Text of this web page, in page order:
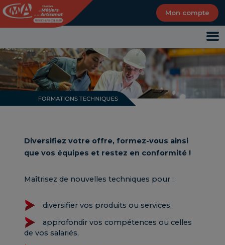
Mon compte
Diversifiez votre offre, formez-vous ainsi
que vos équipes et restez en conformité !
Maîtrisez de nouvelles techniques pour :
diversifier vos produits ou services,
approfondir vos compétences ou celles
de vos salariés,
Panneau de gestion des cookies